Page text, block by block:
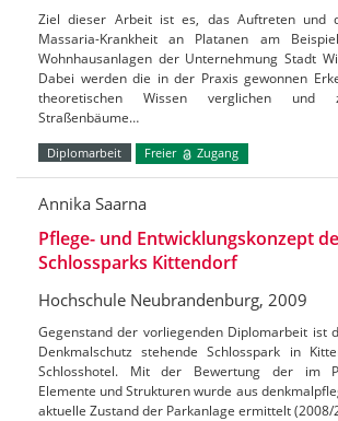
Ziel dieser Arbeit ist es, das Auftreten und
Massaria-Krankheit an Platanen am
Wohnhausanlagen der Unternehmung Stadt
Dabei werden die in der Praxis gewonnen
theoretischen Wissen verglichen und
Straßenbäume…
Diplomarbeit Freier Zugang
Annika Saarna
Pflege- und Entwicklungskonzept
Schlossparks Kittendorf
Hochschule Neubrandenburg, 2009
Gegenstand der vorliegenden Diplomarbeit ist
Denkmalschutz stehende Schlosspark in
Schlosshotel. Mit der Bewertung der im
Elemente und Strukturen wurde aus
aktuelle Zustand der Parkanlage ermittelt